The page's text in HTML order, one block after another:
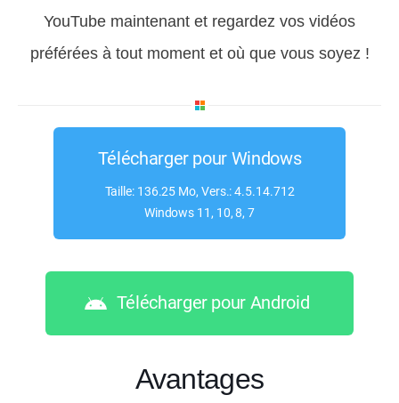
YouTube maintenant et regardez vos vidéos
préférées à tout moment et où que vous soyez !
Télécharger pour Windows
Taille: 136.25 Mo, Vers.: 4.5.14.712
Windows 11, 10, 8, 7
Télécharger pour Android
Avantages